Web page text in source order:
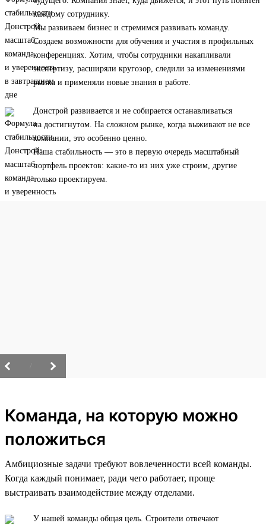
каждому сотруднику.
Мы развиваем бизнес и стремимся развивать команду.
Создаем возможности для обучения и участия в профильных
конференциях. Хотим, чтобы сотрудники накапливали
экспертизу, расширяли кругозор, следили за изменениями
рынка и применяли новые знания в работе.
Донстрой развивается и не собирается останавливаться
на достигнутом. На сложном рынке, когда выживают не все
компании, это особенно ценно.
Наша стабильность — это в первую очередь масштабный
портфель проектов: какие-то из них уже строим, другие
только проектируем.
Команда, на которую можно
положиться
Амбициозные задачи требуют вовлеченности всей команды.
Когда каждый понимает, ради чего работает, проще
выстраивать взаимодействие между отделами.
У нашей команды общая цель. Строители отвечают